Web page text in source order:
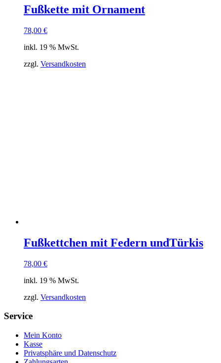
Fußkette mit Ornament
78,00 €
inkl. 19 % MwSt.
zzgl. Versandkosten
Fußkettchen mit Federn undTürkis
78,00 €
inkl. 19 % MwSt.
zzgl. Versandkosten
Service
Mein Konto
Kasse
Privatsphäre und Datenschutz